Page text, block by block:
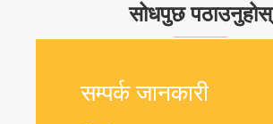
सोधपुछ पठाउनुहोस्
सम्पर्क जानकारी